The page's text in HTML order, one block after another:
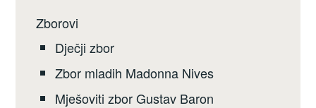
Zborovi
Dječji zbor
Zbor mladih Madonna Nives
Mješoviti zbor Gustav Baron